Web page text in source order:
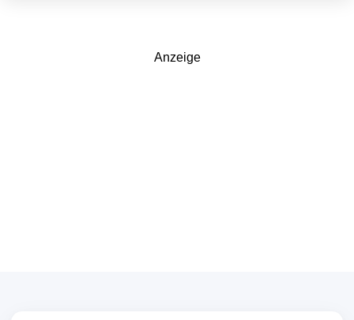
Anzeige